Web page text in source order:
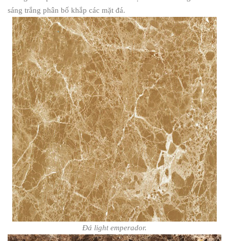
sáng trắng phân bố khắp các mặt đá.
Đá light emperador.